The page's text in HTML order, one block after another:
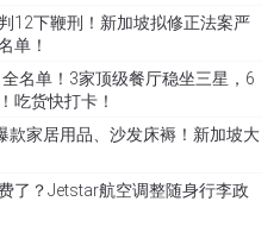
12下鞭刑！新加坡拟修正法案严
单！
名单！3家顶级餐厅稳坐三星，6
吃货快打卡！
款家居用品、沙发床褥！新加坡大
了？Jetstar航空调整随身行李政